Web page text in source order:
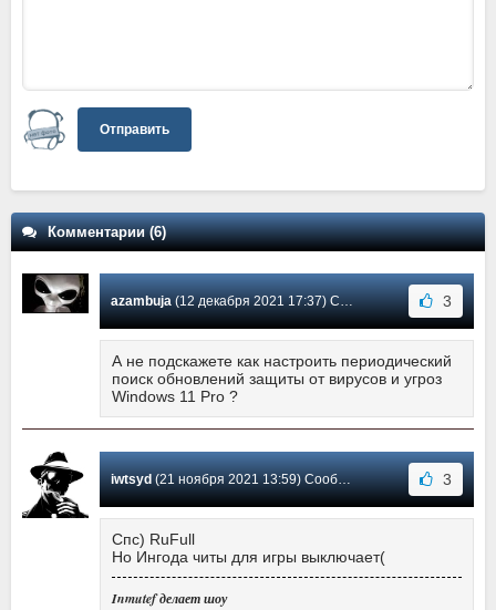
Отправить
Комментарии (6)
azambuja(12 декабря 2021 17:37) Сообщение #5 3
А не подскажете как настроить периодический
поиск обновлений защиты от вирусов и угроз
Windows 11 Pro ?
iwtsyd(21 ноября 2021 13:59) Сообщение #4 3
Спс) RuFull
Но Ингода читы для игры выключает(
Inmutef делает шоу